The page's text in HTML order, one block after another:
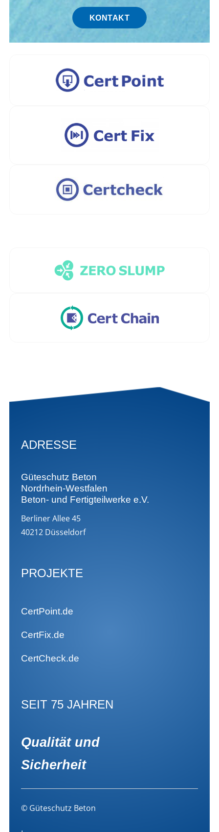
KONTAKT
ADRESSE
Güteschutz Beton
Nordrhein-Westfalen
Beton- und Fertigteilwerke e.V.
Berliner Allee 45
40212 Düsseldorf
PROJEKTE
CertPoint.de
CertFix.de
CertCheck.de
SEIT 75 JAHREN
Qualität und
Sicherheit
© Güteschutz Beton